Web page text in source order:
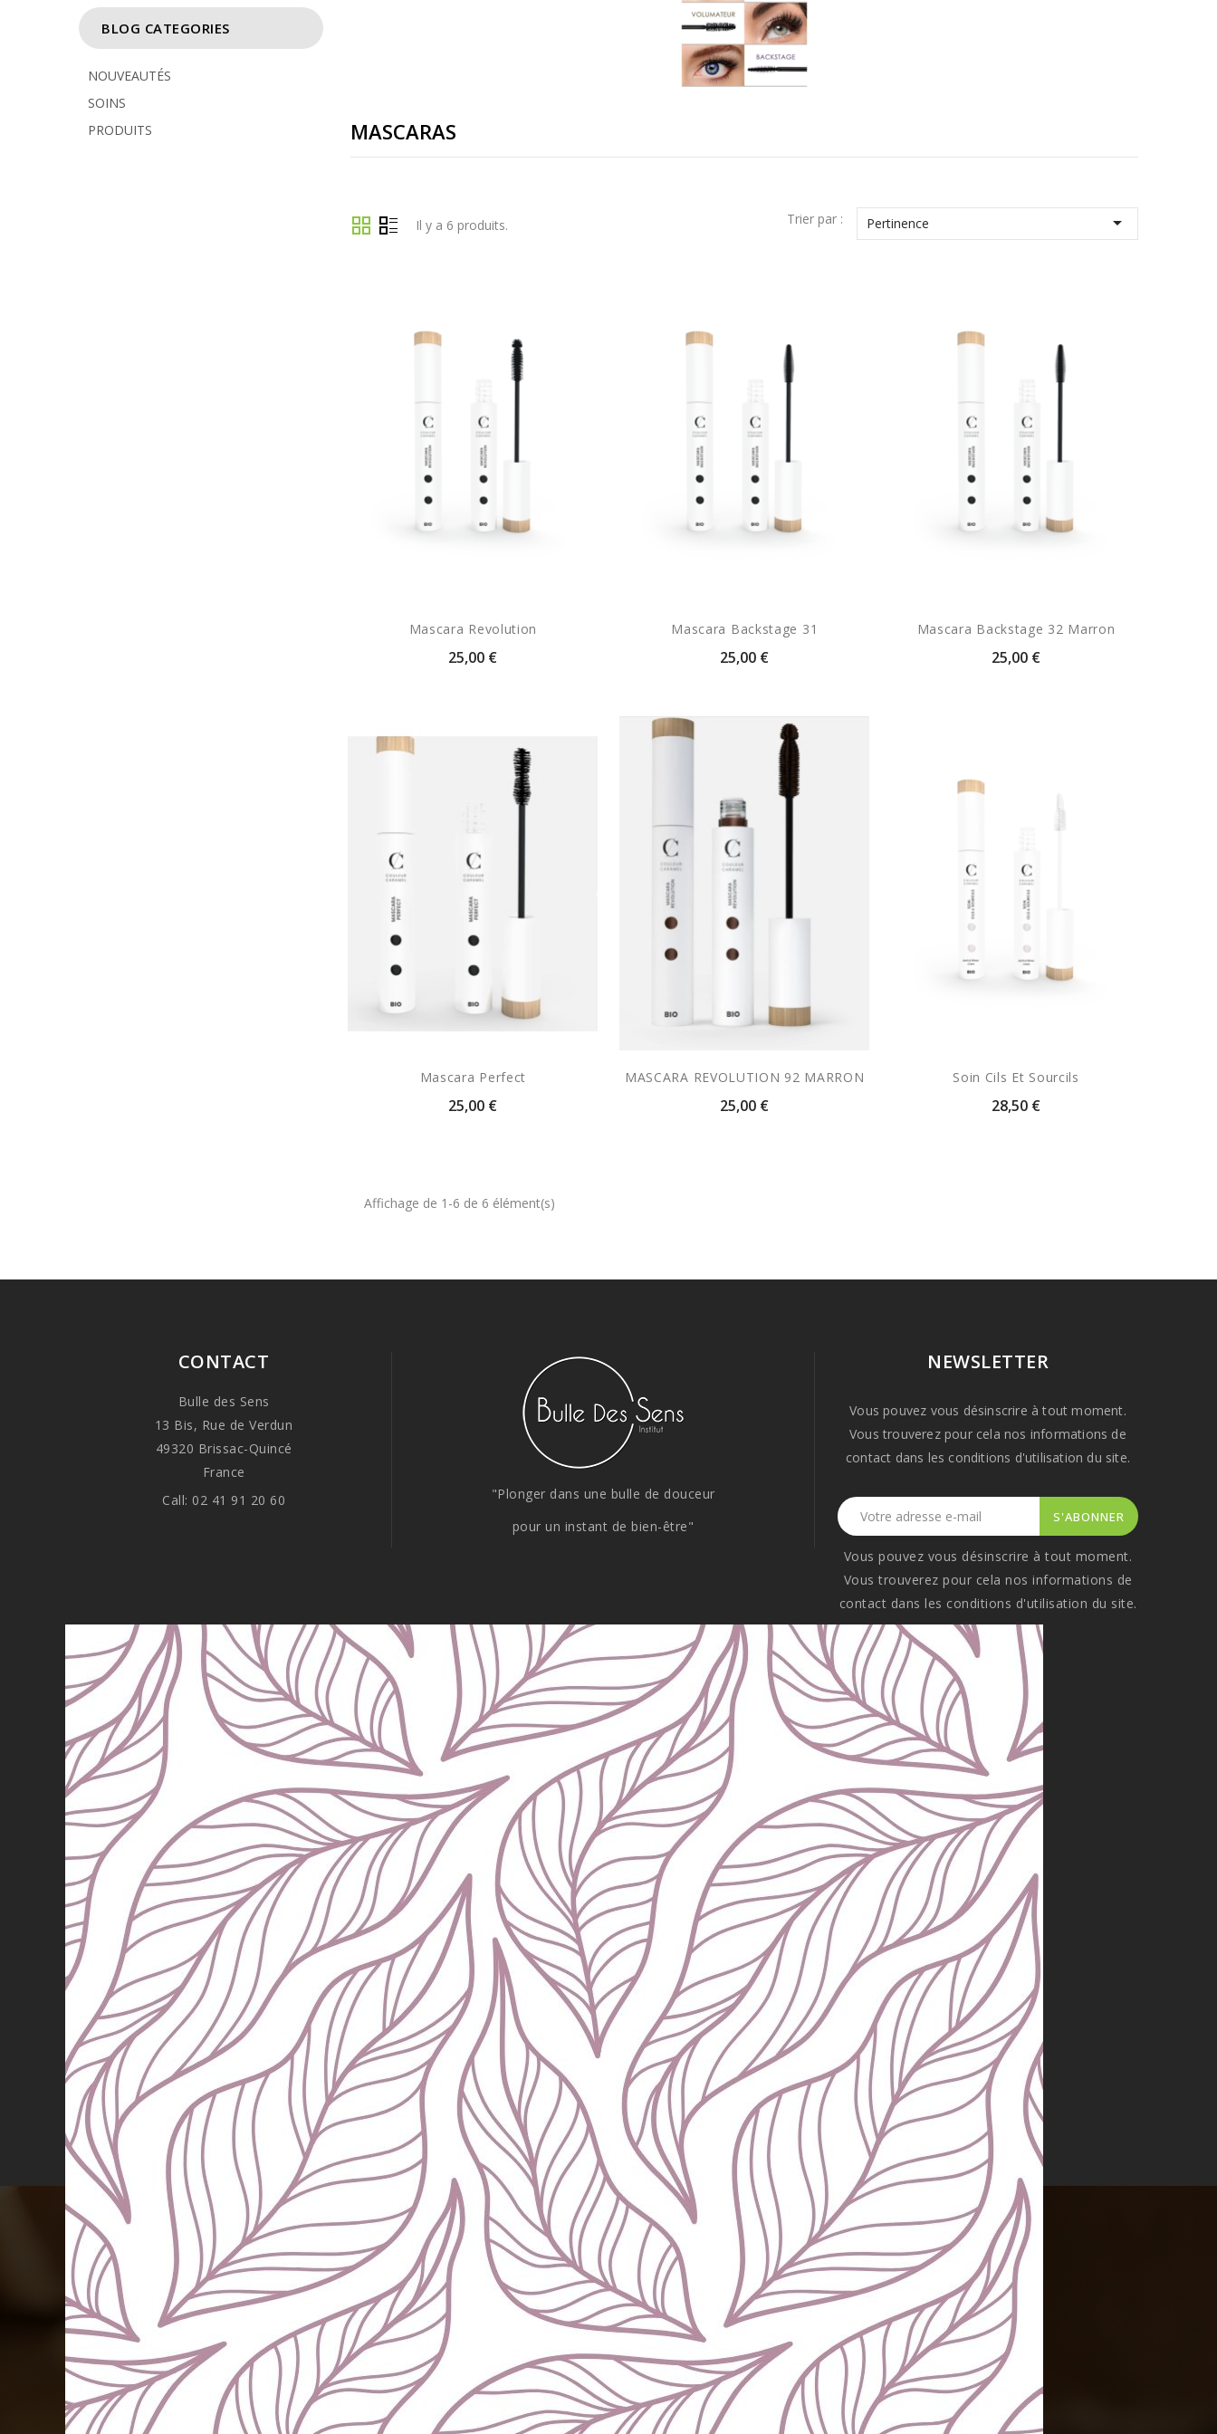
BLOG CATEGORIES
NOUVEAUTÉS
SOINS
PRODUITS
MASCARAS
Il y a 6 produits. Trier par : Pertinence 
Mascara Revolution
25,00 €
Mascara Backstage 31
25,00 €
Mascara Backstage 32 Marron
25,00 €
Mascara Perfect
25,00 €
MASCARA REVOLUTION 92 MARRON
25,00 €
Soin Cils Et Sourcils
28,50 €
Affichage de 1-6 de 6 élément(s)
CONTACT
Bulle des Sens
13 Bis, Rue de Verdun
49320 Brissac-Quincé
France
Call: 02 41 91 20 60
"Plonger dans une bulle de douceur
pour un instant de bien-être"
NEWSLETTER
Vous pouvez vous désinscrire à tout moment.
Vous trouverez pour cela nos informations de
contact dans les conditions d'utilisation du site.
Vous pouvez vous désinscrire à tout moment.
Vous trouverez pour cela nos informations de
contact dans les conditions d'utilisation du site.